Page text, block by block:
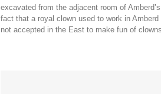
excavated from the adjacent room of
fact that a royal clown used to work in
not accepted in the East to make fun of